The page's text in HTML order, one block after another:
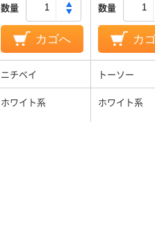
数量
カゴへ
数量
カ
ニチベイ トーソー
ホワイト系 ホワイト系